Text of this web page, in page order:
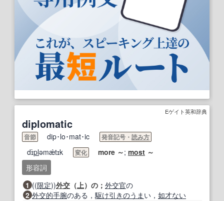
Eゲイト英和辞典
diplomatic
音節 dip･lo･mat･ic 発音記号・ 読み方
dɪ̀pləmǽtɪk 変化 more ～; most ～
形容詞
1 ((限定))外交 （上）の； 外交官の
2 外交的手腕のある，駆け引きのうま い， 如才ない